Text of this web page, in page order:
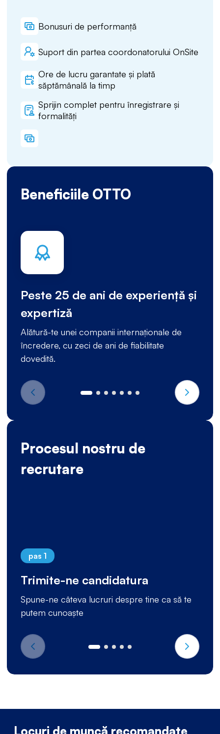
Bonusuri de performanță
Suport din partea coordonatorului OnSite
Ore de lucru garantate și plată
săptămânală la timp
Sprijin complet pentru înregistrare și
formalități
Beneficiile OTTO
Peste 25 de ani de experiență și
expertiză
Alătură-te unei companii internaționale de
încredere, cu zeci de ani de fiabilitate
dovedită.
Procesul nostru de
recrutare
pas 1
Trimite-ne candidatura
Spune-ne câteva lucruri despre tine ca să te
putem cunoaște
Locuri de muncă recomandate